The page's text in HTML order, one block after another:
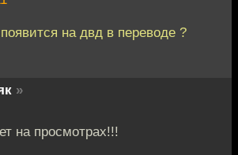
на двд в переводе ?
»
на просмотрах!!!